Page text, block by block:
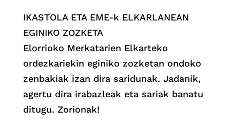
IKASTOLA ETA EME-k ELKARLANEAN
EGINIKO ZOZKETA
Elorrioko Merkatarien Elkarteko
ordezkariekin eginiko zozketan ondoko
zenbakiak izan dira saridunak. Jadanik,
agertu dira irabazleak eta sariak banatu
ditugu. Zorionak!